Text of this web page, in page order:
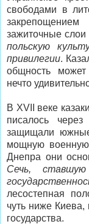
свободами в
зажиточные
польскую
привилегии.
общность
нечто
В XVII веке
писалось
защищали
мощную
Днепра они
Сечь,
лесостепная
чуть ниже Киева,
государства.